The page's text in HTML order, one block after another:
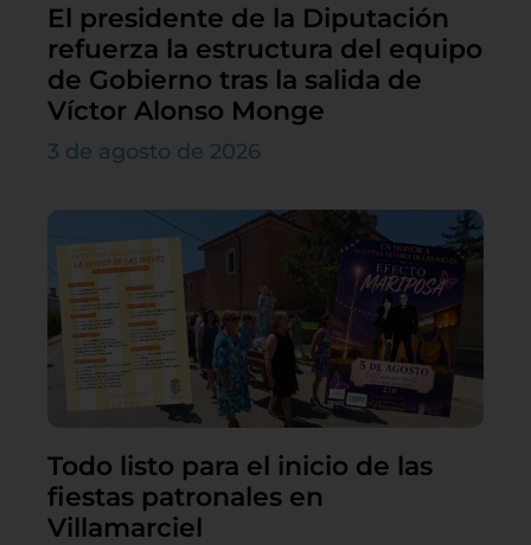
El presidente de la Diputación
refuerza la estructura del equipo
de Gobierno tras la salida de
Víctor Alonso Monge
3 de agosto de 2026
Todo listo para el inicio de las
fiestas patronales en
Villamarciel